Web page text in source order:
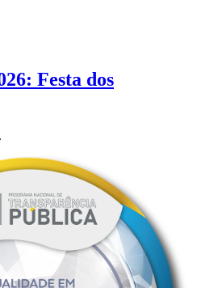
Festa dos